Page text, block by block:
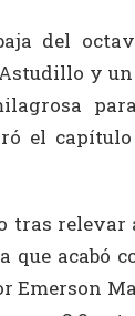
del
y un
el
tras
que acabó
Emerson